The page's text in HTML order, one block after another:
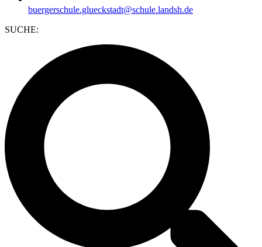
buergerschule.glueckstadt@schule.landsh.de
SUCHE: